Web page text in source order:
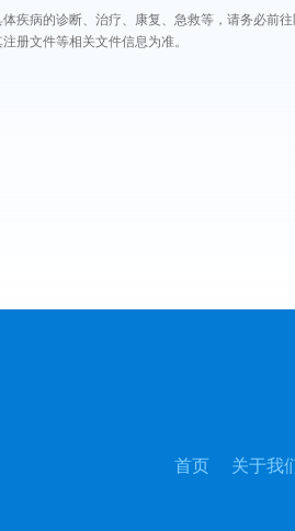
疾病的诊断、治疗、康复、急救等，请务必前
册文件等相关文件信息为准。
首页 关于我